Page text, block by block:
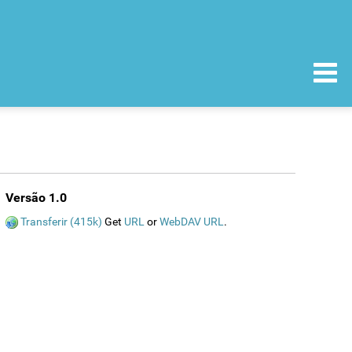
Versão 1.0
Transferir (415k) Get URL orWebDAV URL .